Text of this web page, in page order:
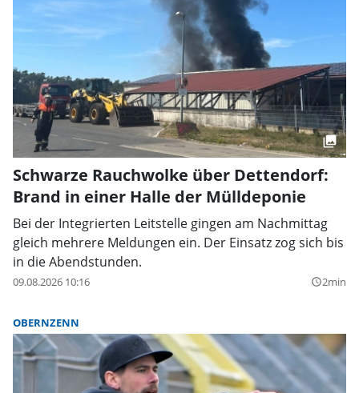
Schwarze Rauchwolke über Dettendorf:
Brand in einer Halle der Mülldeponie
Bei der Integrierten Leitstelle gingen am Nachmittag
gleich mehrere Meldungen ein. Der Einsatz zog sich bis
in die Abendstunden.
09.08.2026 10:16 query_builder2min
OBERNZENN